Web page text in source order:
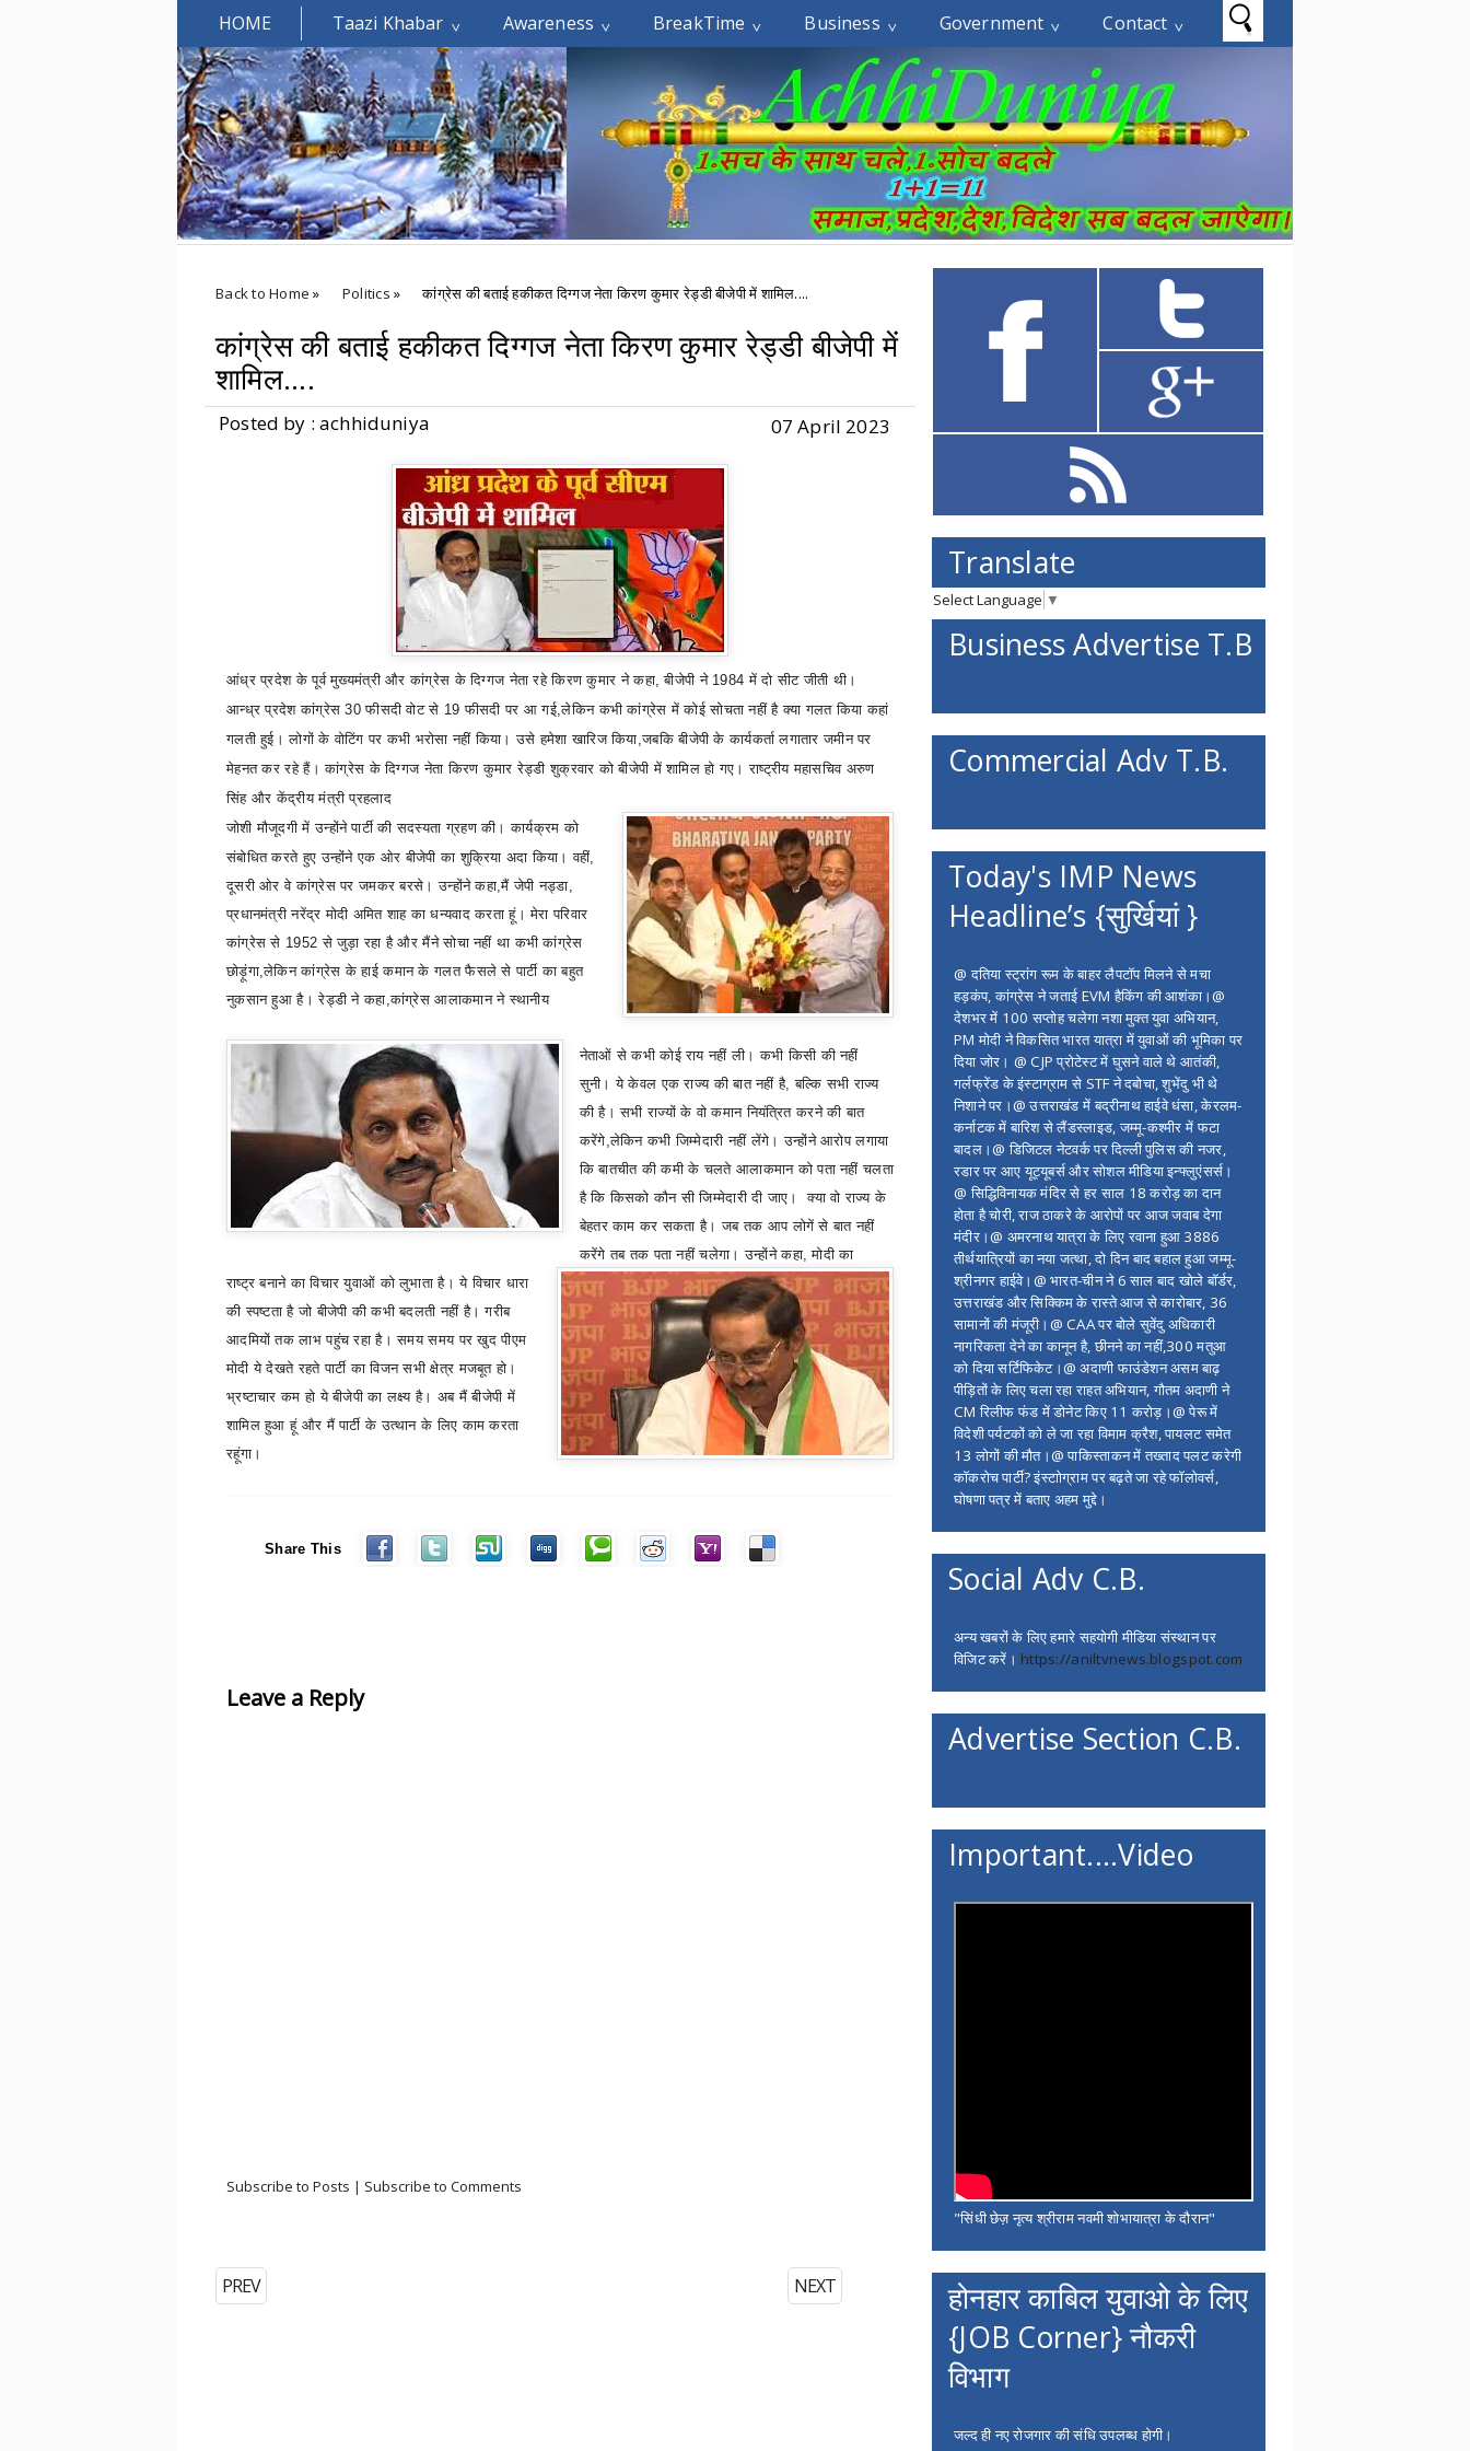
HOME Taazi Khabar Awareness BreakTime Business Government Contact
Welcomes You.....
Back to Home » Politics » कांग्रेस की बताई हकीकत दिग्गज नेता किरण कुमार रेड्डी बीजेपी में शामिल....
कांग्रेस की बताई हकीकत दिग्गज नेता किरण कुमार रेड्डी बीजेपी में
शामिल....
Posted by : achhiduniya 07 April 2023
आंध्र प्रदेश के पूर्व मुख्यमंत्री और कांग्रेस के दिग्गज नेता रहे किरण कुमार ने कहा,बीजेपी ने 1984 में दो सीट जीती थी।
आन्ध्र प्रदेश कांग्रेस 30 फीसदी वोट से 19 फीसदी पर आ गई,लेकिन कभी कांग्रेस में कोई सोचता नहीं है क्या गलत किया कहां
गलती हुई। लोगों के वोटिंग पर कभी भरोसा नहीं किया। उसे हमेशा खारिज किया,जबकि बीजेपी के कार्यकर्ता लगातार जमीन पर
मेहनत कर रहे हैं। कांग्रेस के दिग्गज नेता किरण कुमार रेड्डी शुक्रवार को बीजेपी में शामिल हो गए। राष्ट्रीय महासचिव अरुण
सिंह और केंद्रीय मंत्री प्रहलाद
जोशीमौजूदगी में उन्होंने पार्टी की सदस्यता ग्रहण की। कार्यक्रम को
संबोधित करते हुए उन्होंने एक ओर बीजेपी का शुक्रिया अदा किया। वहीं,
दूसरी ओर वे कांग्रेस पर जमकर बरसे। उन्होंने कहा,मैं जेपी नड्डा,
प्रधानमंत्री नरेंद्र मोदी अमित शाह का धन्यवाद करता हूं। मेरा परिवार
कांग्रेस से 1952 से जुड़ा रहा है और मैंने सोचा नहीं था कभी कांग्रेस
छोड़ूंगा,लेकिन कांग्रेस के हाई कमान के गलत फैसले से पार्टी का बहुत
नुकसान हुआ है। रेड्डी ने कहा,कांग्रेस आलाकमान ने स्थानीय
नेताओं से कभी कोई राय नहीं ली। कभी किसी की नहीं
सुनी। ये केवल एक राज्य की बात नहीं है,बल्कि सभी राज्य
की है। सभी राज्यों के वो कमान नियंत्रित करने की बात
करेंगे,लेकिन कभी जिम्मेदारी नहीं लेंगे। उन्होंने आरोप लगाया
कि बातचीत की कमी के चलते आलाकमान को पता नहीं चलता
है कि किसको कौन सी जिम्मेदारी दी जाए। क्या वो राज्य के
बेहतर काम कर सकता है। जब तक आप लोगें से बात नहीं
करेंगे तब तक पता नहीं चलेगा। उन्होंने कहा,मोदी का
राष्ट्र बनाने का विचार युवाओं को लुभाता है। ये विचार धारा
की स्पष्टता है जो बीजेपी की कभी बदलती नहीं है। गरीब
आदमियों तक लाभ पहुंच रहा है। समय समय पर खुद पीएम
मोदी ये देखते रहते पार्टी का विजन सभी क्षेत्र मजबूत हो।
भ्रष्टाचार कम हो ये बीजेपी का लक्ष्य है। अब मैं बीजेपी में
शामिल हुआ हूं और मैं पार्टी के उत्थान के लिए काम करता
रहूंगा।
Share This
Leave a Reply
Subscribe to Posts | Subscribe to Comments
NEXT
PREV
Translate
Select Language ▼
Business Advertise T.B
Commercial Adv T.B.
Today's IMP News
Headline’s {सुर्खियां }
@ दतिया स्ट्रांग रूम के बाहर लैपटॉप मिलने से मचा
हड़कंप, कांग्रेस ने जताई EVM हैकिंग की आशंका।@
देशभर में 100 सप्ताेह चलेगा नशा मुक्त युवा अभियान,
PM मोदी ने विकसित भारत यात्रा में युवाओं की भूमिका पर
दिया जोर। @ CJP प्रोटेस्ट में घुसने वाले थे आतंकी,
गर्लफ्रेंड के इंस्टाग्राम से STF ने दबोचा, शुभेंदु भी थे
निशाने पर।@ उत्तराखंड में बद्रीनाथ हाईवे धंसा, केरलम-
कर्नाटक में बारिश से लैंडस्लाइड, जम्मू-कश्मीर में फटा
बादल।@ डिजिटल नेटवर्क पर दिल्ली पुलिस की नजर,
रडार पर आए यूट्यूबर्स और सोशल मीडिया इन्फ्लुएंसर्स।
@ सिद्धिविनायक मंदिर से हर साल 18 करोड़ का दान
होता है चोरी, राज ठाकरे के आरोपों पर आज जवाब देगा
मंदीर।@ अमरनाथ यात्रा के लिए रवाना हुआ 3886
तीर्थयात्रियों का नया जत्था, दो दिन बाद बहाल हुआ जम्मू-
श्रीनगर हाईवे।@ भारत-चीन ने 6 साल बाद खोले बॉर्डर,
उत्तराखंड और सिक्किम के रास्ते आज से कारोबार, 36
सामानों की मंजूरी।@ CAA पर बोले सुवेंदु अधिकारी
नागरिकता देने का कानून है, छीनने का नहीं,300 मतुआ
को दिया सर्टिफिकेट।@ अदाणी फाउंडेशन असम बाढ़
पीड़ितों के लिए चला रहा राहत अभियान, गौतम अदाणी ने
CM रिलीफ फंड में डोनेट किए 11 करोड़।@ पेरू में
विदेशी पर्यटकों को ले जा रहा विमाम क्रैश, पायलट समेत
13 लोगों की मौत।@ पाकिस्ताकन में तख्ताद पलट करेगी
कॉकरोच पार्टी? इंस्टाोग्राम पर बढ़ते जा रहे फॉलोवर्स,
घोषणा पत्र में बताए अहम मुद्दे।
Social Adv C.B.
अन्य खबरों के लिए हमारे सहयोगी मीडिया संस्थान पर
विजिट करें। https://aniltvnews.blogspot.com
Advertise Section C.B.
Important....Video
"सिंधी छेज़ नृत्य श्रीराम नवमी शोभायात्रा के दौरान"
होनहार काबिल युवाओ के लिए
{JOB Corner} नौकरी
विभाग
जल्द ही नए रोजगार की संधि उपलब्ध होगी।